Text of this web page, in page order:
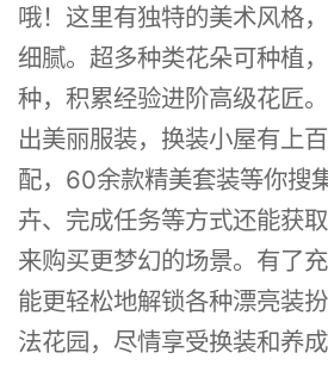
哦！这里有独特的美术风格
细腻。超多种类花朵可种植
种，积累经验进阶高级花匠
出美丽服装，换装小屋有上
配，60余款精美套装等你搜
卉、完成任务等方式还能获
来购买更梦幻的场景。有了
能更轻松地解锁各种漂亮装
法花园，尽情享受换装和养成